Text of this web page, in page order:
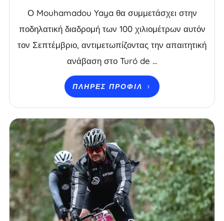
Ο Mouhamadou Yaya θα συμμετάσχει στην
ποδηλατική διαδρομή των 100 χιλιομέτρων αυτόν
τον Σεπτέμβριο, αντιμετωπίζοντας την απαιτητική
ανάβαση στο Turó de ...
ΠΛΉΡΕΣ ΠΡΟΦΊΛ